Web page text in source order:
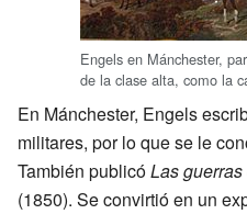
Engels en Mánchester,
de la clase alta, como la
En Mánchester, Engels
militares, por lo que se le
También publicóLas
(1850). Se convirtió en un